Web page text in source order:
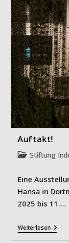
Auftakt!
Beitrags-
Stiftung
Eine
Hansa in
2025 bis 11.…
Weiterlesen